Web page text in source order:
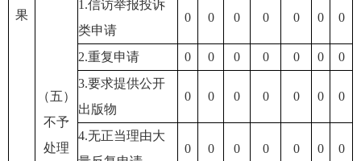
果
（五）
不予
处理
1.信访举报投诉
类申请
0 0 0 0 0 0 0
2.重复申请 0 0 0 0 0 0
0
3.要求提供公开
出版物
0 0 0 0 0 0 0
4.无正当理由大
0 0 0 0 0 0 0